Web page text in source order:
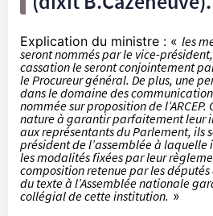
Explication du ministre : « les
seront nommés par le vice-
cassation le seront conjointement
le Procureur général. De plus, une
dans le domaine des
nommée sur proposition de
nature à garantir parfaitement leur
aux représentants du Parlement, ils
président de l’assemblée à
les modalités fixées par leur
composition retenue par les
du texte à l’Assemblée nationale
collégial de cette institution. »